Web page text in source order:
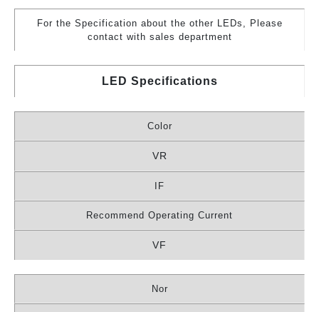
For the Specification about the other LEDs, Please
contact with sales department
LED Specifications
Color
VR
IF
Recommend Operating Current
VF
Nor